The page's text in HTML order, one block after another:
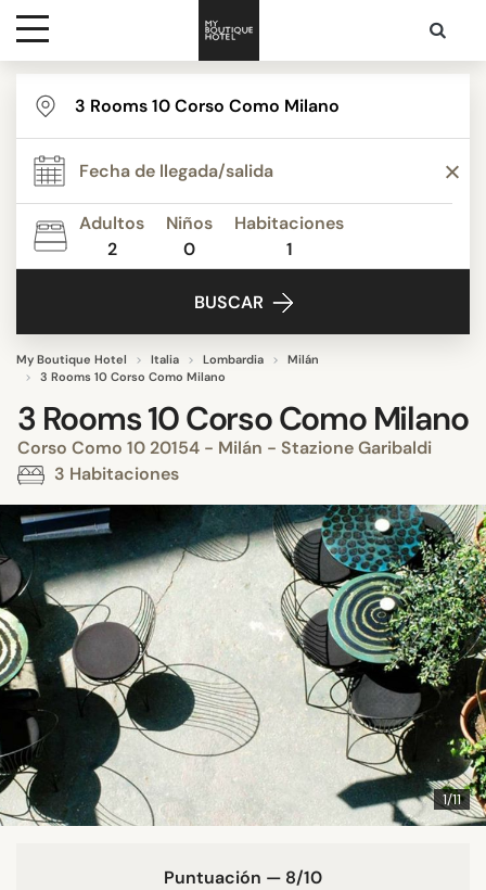
Destinos
Inspiración
Contacto
Adultos
2
Niños
0
Habitaciones
1
BUSCAR
My Boutique Hotel Italia Lombardia
Milán
3 Rooms 10 Corso Como Milano
3 Rooms 10 Corso Como Milano
Corso Como 10 20154 - Milán - Stazione Garibaldi
3 Habitaciones
1/11
Puntuación — 8/10